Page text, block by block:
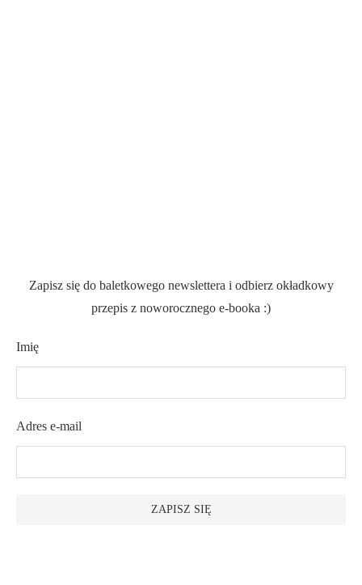
Zapisz się do baletkowego newslettera i odbierz okładkowy
przepis z noworocznego e-booka :)
Imię
Adres e-mail